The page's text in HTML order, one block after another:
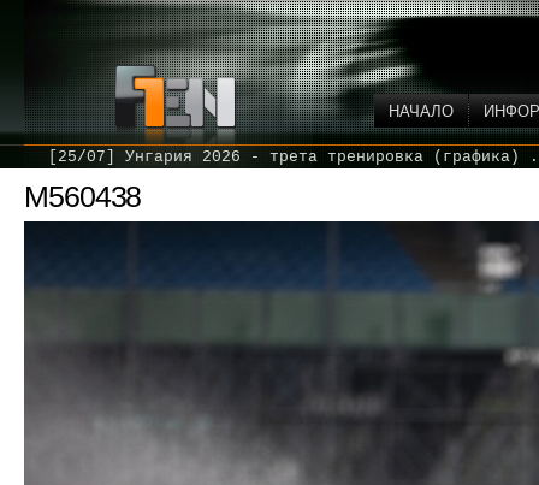
НАЧАЛО
[25/07] Унгария 2026 - трета тренировка
M560438